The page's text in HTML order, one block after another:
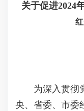
关于促进2024
为深入贯彻党
央、省委、市委